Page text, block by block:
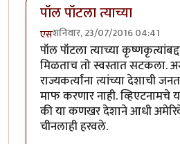
पॉल पॉटला त्याच्या
एसशनिवार, 23/07/2016 04:41
पॉल पॉटला त्याच्या
मिळताच तो स्वस्तात सटकला.
राज्यकर्त्यांना त्यांच्या देशाची
माफ करणार नाही. व्हिएटनामचे
की या कणखर देशाने आधी
चीनलाही हरवले.